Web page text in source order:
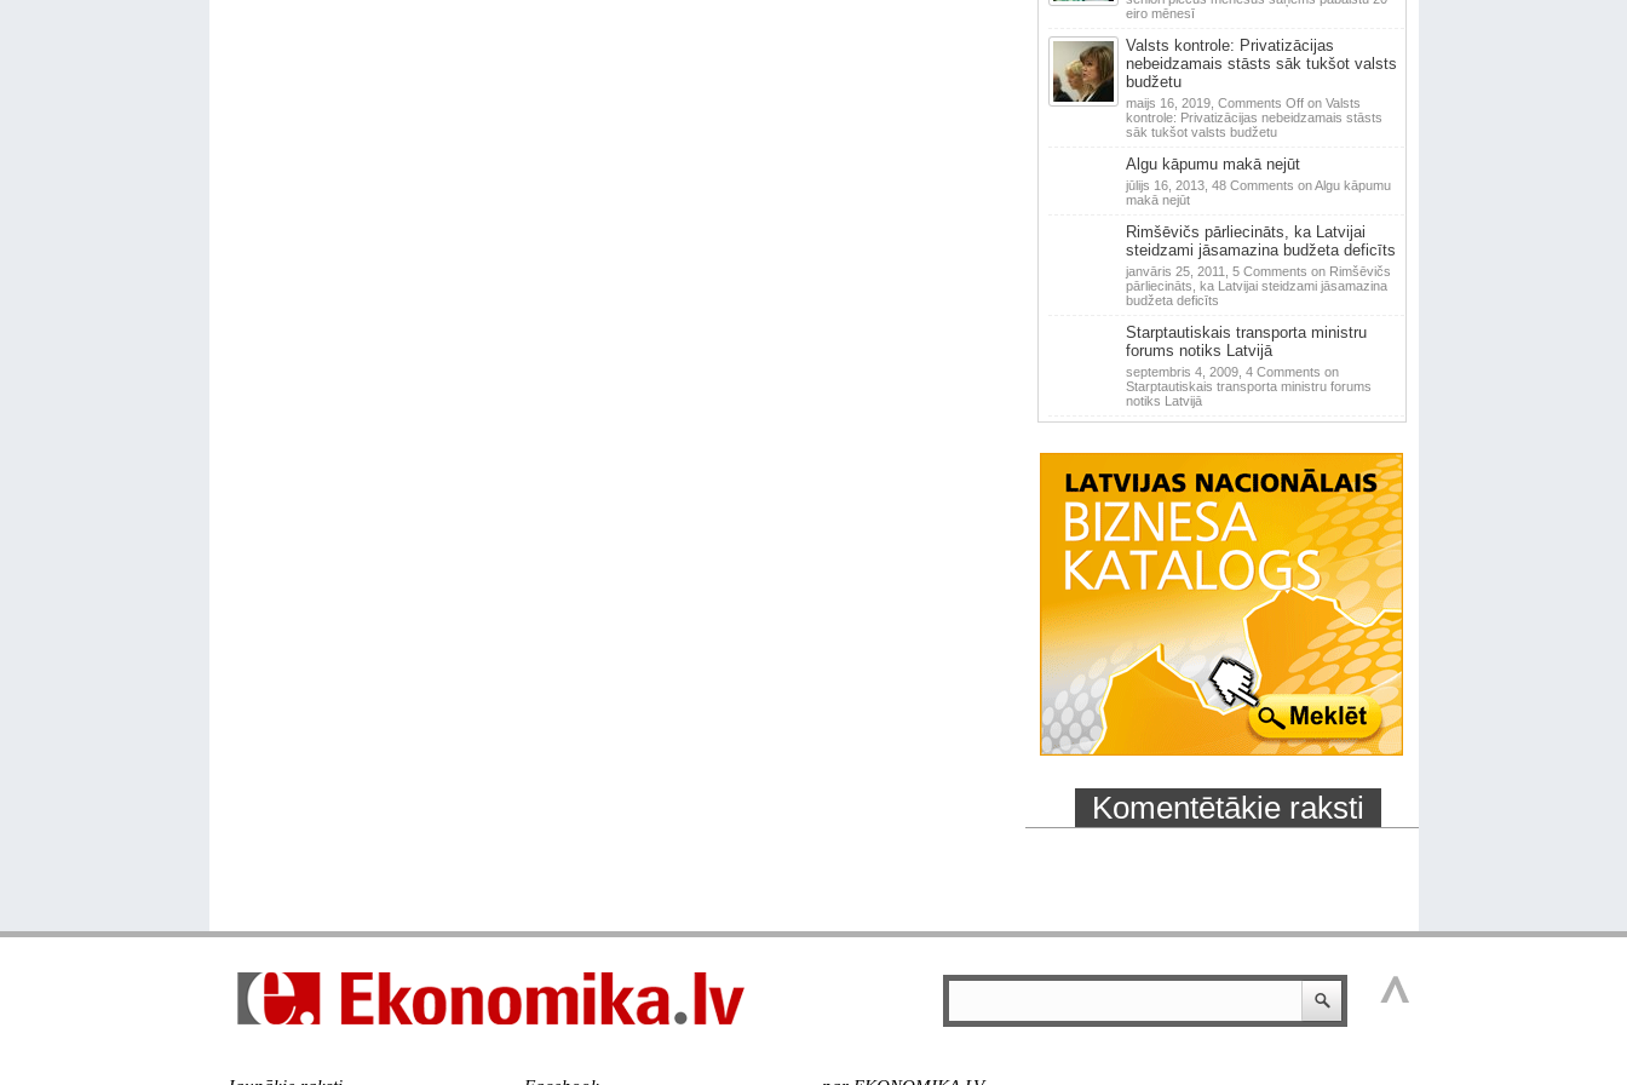
eiro mēnesī
Valsts kontrole: Privatizācijas
nebeidzamais stāsts sāk tukšot valsts
budžetu
maijs 16, 2019, Comments Offon Valsts
kontrole: Privatizācijas nebeidzamais stāsts
sāk tukšot valsts budžetu
Algu kāpumu makā nejūt
jūlijs 16, 2013, 48 Comments on Algu kāpumu
makā nejūt
Rimšēvičs pārliecināts, ka Latvijai
steidzami jāsamazina budžeta deficīts
janvāris 25, 2011, 5 Comments on Rimšēvičs
pārliecināts, ka Latvijai steidzami jāsamazina
budžeta deficīts
Starptautiskais transporta ministru
forums notiks Latvijā
septembris 4, 2009, 4 Comments on
Starptautiskais transporta ministru forums
notiks Latvijā
Komentētākie raksti